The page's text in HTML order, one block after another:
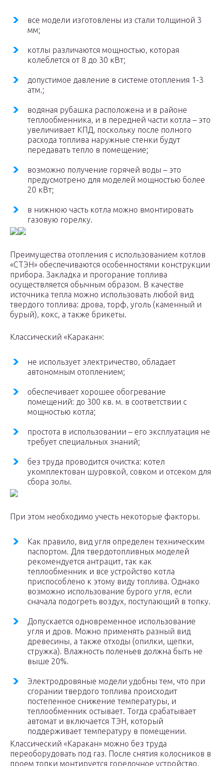
все модели изготовлены из стали толщиной 3
мм;
котлы различаются мощностью, которая
колеблется от 8 до 30 кВт;
допустимое давление в системе отопления 1-3
атм.;
водяная рубашка расположена и в районе
теплообменника, и в передней части котла – это
увеличивает КПД, поскольку после полного
расхода топлива наружные стенки будут
передавать тепло в помещение;
возможно получение горячей воды – это
предусмотрено для моделей мощностью более
20 кВт;
в нижнюю часть котла можно вмонтировать
газовую горелку.
Преимущества отопления с использованием котлов
«СТЭН» обеспечиваются особенностями конструкции
прибора. Закладка и прогорание топлива
осуществляется обычным образом. В качестве
источника тепла можно использовать любой вид
твердого топлива: дрова, торф, уголь (каменный и
бурый), кокс, а также брикеты.
Классический «Каракан»:
не использует электричество, обладает
автономным отоплением;
обеспечивает хорошее обогревание
помещений: до 300 кв. м. в соответствии с
мощностью котла;
простота в использовании – его эксплуатация не
требует специальных знаний;
без труда проводится очистка: котел
укомплектован шуровкой, совком и отсеком для
сбора золы.
При этом необходимо учесть некоторые факторы.
Как правило, вид угля определен техническим
паспортом. Для твердотопливных моделей
рекомендуется антрацит, так как
теплообменник и все устройство котла
приспособлено к этому виду топлива. Однако
возможно использование бурого угля, если
сначала подогреть воздух, поступающий в топку.
Допускается одновременное использование
угля и дров. Можно применять разный вид
древесины, а также отходы (опилки, щепки,
стружка). Влажность поленьев должна быть не
выше 20%.
Электродровяные модели удобны тем, что при
сгорании твердого топлива происходит
постепенное снижение температуры, и
теплообменник остывает. Тогда срабатывает
автомат и включается ТЭН, который
поддерживает температуру в помещении.
Классический «Каракан» можно без труда
переоборудовать под газ. После снятия колосников в
проем топки монтируется горелочное устройство,